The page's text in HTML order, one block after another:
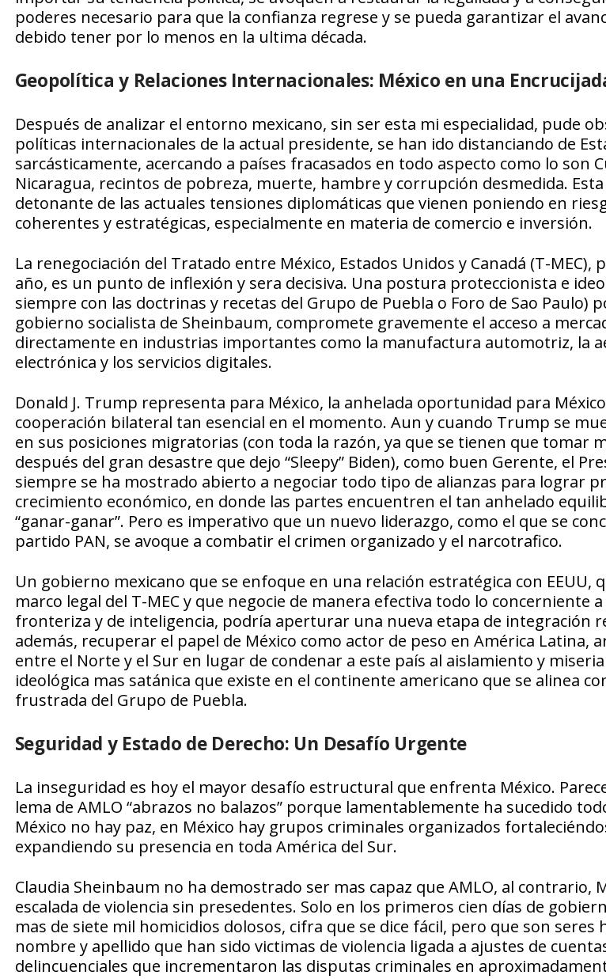
poderes necesario para que la confianza regrese y se pueda garantizar el
debido tener por lo menos en la ultima década.
Geopolítica y Relaciones Internacionales: México en una
Después de analizar el entorno mexicano, sin ser esta mi especialidad, pude
políticas internacionales de la actual presidente, se han ido distanciando de
sarcásticamente, acercando a países fracasados en todo aspecto como lo son
Nicaragua, recintos de pobreza, muerte, hambre y corrupción desmedida.
detonante de las actuales tensiones diplomáticas que vienen poniendo en
coherentes y estratégicas, especialmente en materia de comercio e inversión.
La renegociación del Tratado entre México, Estados Unidos y Canadá (T-MEC),
año, es un punto de inflexión y sera decisiva. Una postura proteccionista e
siempre con las doctrinas y recetas del Grupo de Puebla o Foro de Sao Paulo)
gobierno socialista de Sheinbaum, compromete gravemente el acceso a
directamente en industrias importantes como la manufactura automotriz, la
electrónica y los servicios digitales.
Donald J. Trump representa para México, la anhelada oportunidad para
cooperación bilateral tan esencial en el momento. Aun y cuando Trump se
en sus posiciones migratorias (con toda la razón, ya que se tienen que tomar
después del gran desastre que dejo “Sleepy” Biden), como buen Gerente, el
siempre se ha mostrado abierto a negociar todo tipo de alianzas para lograr
crecimiento económico, en donde las partes encuentren el tan anhelado
“ganar-ganar”. Pero es imperativo que un nuevo liderazgo, como el que se
partido PAN, se avoque a combatir el crimen organizado y el narcotrafico.
Un gobierno mexicano que se enfoque en una relación estratégica con EEUU,
marco legal del T-MEC y que negocie de manera efectiva todo lo concerniente
fronteriza y de inteligencia, podría aperturar una nueva etapa de integración
además, recuperar el papel de México como actor de peso en América Latina,
entre el Norte y el Sur en lugar de condenar a este país al aislamiento y
ideológica mas satánica que existe en el continente americano que se alinea
frustrada del Grupo de Puebla.
Seguridad y Estado de Derecho: Un Desafío Urgente
La inseguridad es hoy el mayor desafío estructural que enfrenta México.
lema de AMLO “abrazos no balazos” porque lamentablemente ha sucedido
México no hay paz, en México hay grupos criminales organizados
expandiendo su presencia en toda América del Sur.
Claudia Sheinbaum no ha demostrado ser mas capaz que AMLO, al contrario,
escalada de violencia sin presedentes. Solo en los primeros cien días de
mas de siete mil homicidios dolosos, cifra que se dice fácil, pero que son seres
nombre y apellido que han sido victimas de violencia ligada a ajustes de
delincuenciales que incrementaron las disputas criminales en